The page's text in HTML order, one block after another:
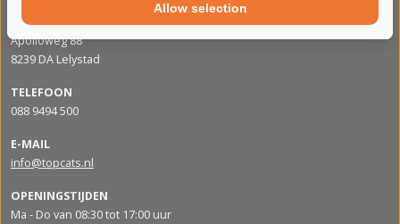
ADRES
Apolloweg 88
8239 DA Lelystad
TELEFOON
088 9494 500
E-MAIL
info@topcats.nl
OPENINGSTIJDEN
Ma - Do van 08:30 tot 17:00 uur
Allow selection